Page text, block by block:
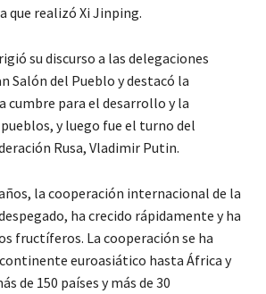
que realizó Xi Jinping.
su discurso a las delegaciones
Salón del Pueblo y destacó la
cumbre para el desarrollo y la
y luego fue el turno del
Rusa, Vladimir Putin.
la cooperación internacional de la
ha crecido rápidamente y ha
fructíferos. La cooperación se ha
euroasiático hasta África y
de 150 países y más de 30